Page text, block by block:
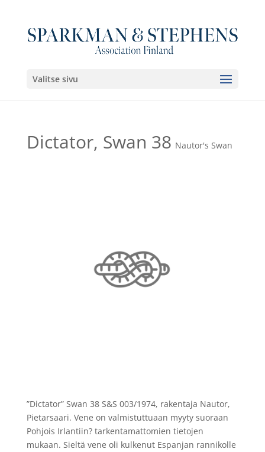
Valitse sivu
Dictator, Swan 38 Nautor's Swan
”Dictator” Swan 38 S&S 003/1974, rakentaja Nautor,
Pietarsaari. Vene on valmistuttuaan myyty suoraan
Pohjois Irlantiin? tarkentamattomien tietojen
mukaan. Sieltä vene oli kulkenut Espanjan rannikolle